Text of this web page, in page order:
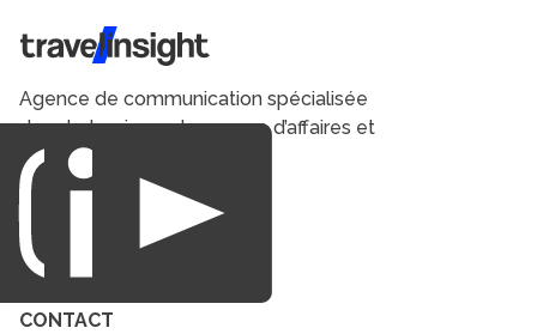
Travel Insight
Agence de communication spécialisée
dans le tourisme du voyage d’affaires et
du loisirs.
CONTACT